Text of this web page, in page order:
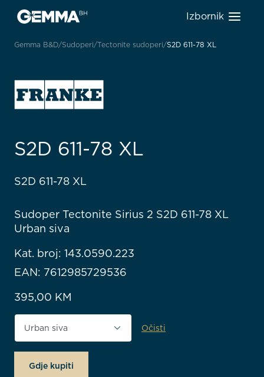
Izbornik
Gemma B&D Sudoperi Tectonite sudoperi S2D 611-78 XL
S2D 611-78 XL
S2D 611-78 XL
Sudoper Tectonite Sirius 2 S2D 611-78 XL
Urban siva
Kat. broj: 143.0590.223
EAN: 7612985729536
395,00 KM
Boja proizvoda Očisti
Gdje kupiti